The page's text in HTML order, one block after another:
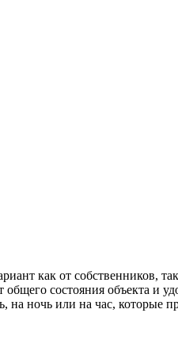
как от собственников,
состояния объекта и
ночь или на час, которые